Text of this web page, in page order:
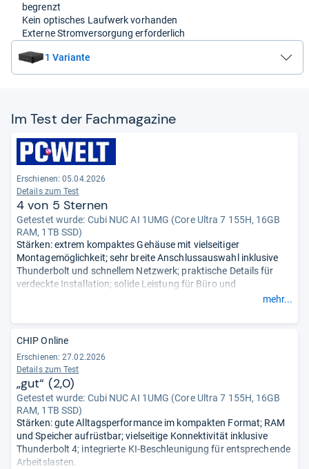
begrenzt
Kein optisches Laufwerk vorhanden
Externe Stromversorgung erforderlich
1 Variante
Im Test der Fach­ma­ga­zine
Erschienen:05.04.2026
Details zum Test
4 von 5 Sternen
Getestet wurde: Cubi NUC AI 1UMG (Core Ultra 7 155H, 16GB
RAM, 1TB SSD)
Stärken: extrem kompaktes Gehäuse mit vielseitiger
Montagemöglichkeit; sehr breite Anschlussauswahl inklusive
Thunderbolt und schnellem Netzwerk; praktische Details für
verdeckte Installation; solide Leistung für Büro und
Multitasking; schneller Massenspeicher und erweiterbarer
Schwächen: KI-Beschleunigung gegenüber neueren Plattformen
deutlich unterlegen; Grafikleistung nur für einfache
- Zusammengefasst durch unsere Redaktion.
mehr...
CHIP Online
Erschienen:27.02.2026
Details zum Test
„gut“ (2,0)
Getestet wurde: Cubi NUC AI 1UMG (Core Ultra 7 155H, 16GB
RAM, 1TB SSD)
Stärken: gute Alltagsperformance im kompakten Format; RAM
und Speicher aufrüstbar; vielseitige Konnektivität inklusive
Thunderbolt 4; integrierte KI-Beschleunigung für entsprechende
Arbeitslasten.